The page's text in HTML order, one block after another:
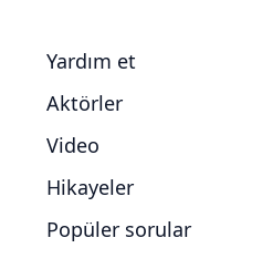
Yardım et
Aktörler
Video
Hikayeler
Popüler sorular